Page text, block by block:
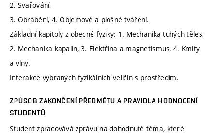
2. Svařování,
3. Obrábění, 4. Objemové a plošné tváření.
Základní kapitoly z obecné fyziky: 1. Mechanika tuhých těles,
2. Mechanika kapalin, 3. Elektřina a magnetismus, 4. Kmity
a vlny.
Interakce vybraných fyzikálních veličin s prostředím.
ZPŮSOB ZAKONČENÍ PŘEDMĚTU A PRAVIDLA HODNOCENÍ
STUDENTŮ
Student zpracovává zprávu na dohodnuté téma, které